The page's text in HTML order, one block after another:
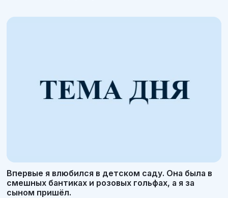
Впервые я влюбился в детском саду. Она была в
смешных бантиках и розовых гольфах, а я за
сыном пришёл.